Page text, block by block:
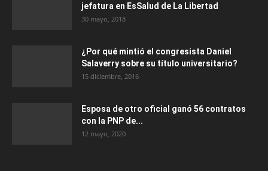
jefatura en EsSalud de La Libertad
30 mayo, 2018
¿Por qué mintió el congresista Daniel
Salaverry sobre su título universitario?
15 diciembre, 2016
Esposa de otro oficial ganó 56 contratos
con la PNP de...
12 mayo, 2020